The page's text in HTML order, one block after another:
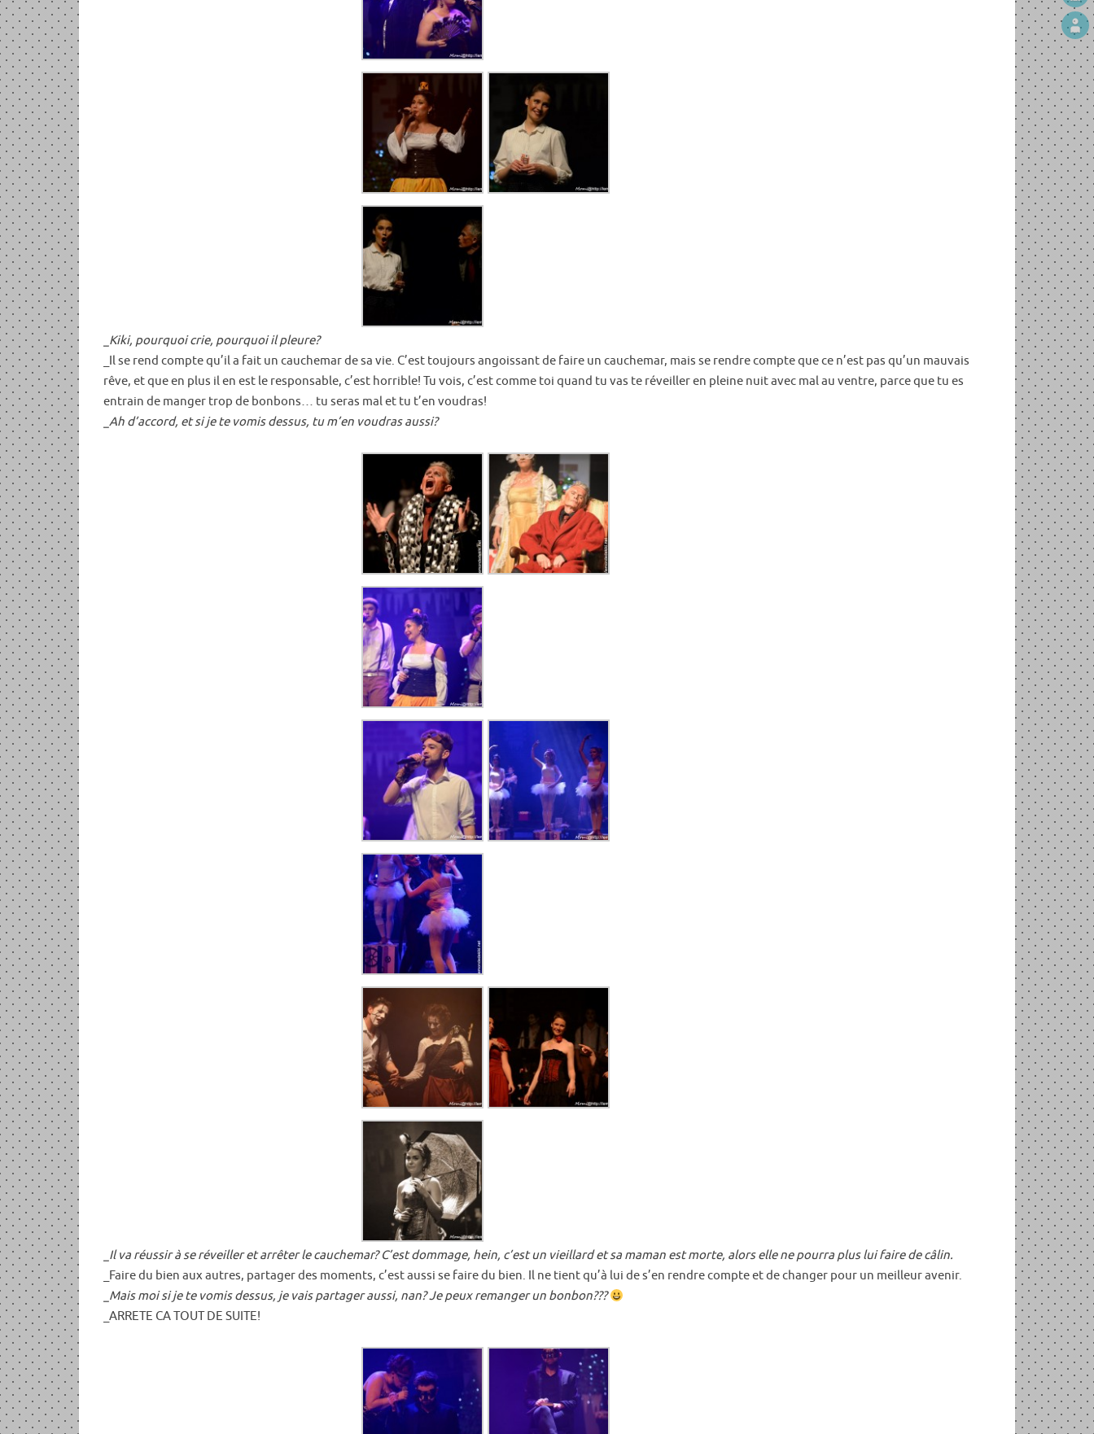
_Kiki, pourquoi crie, pourquoi il pleure?
_Il se rend compte qu’il a fait un cauchemar de sa vie. C’est toujours angoissant de faire un cauchemar, mais se rendre compte que ce n’est pas qu’un mauvais
rêve, et que en plus il en est le responsable, c’est horrible! Tu vois, c’est comme toi quand tu vas te réveiller en pleine nuit avec mal au ventre, parce que tu es
entrain de manger trop de bonbons… tu seras mal et tu t’en voudras!
_Ah d’accord, et si je te vomis dessus, tu m’en voudras aussi?
_Il va réussir à se réveiller et arrêter le cauchemar? C’est dommage, hein, c’est un vieillard et sa maman est morte, alors elle ne pourra plus lui faire de câlin.
_Faire du bien aux autres, partager des moments, c’est aussi se faire du bien. Il ne tient qu’à lui de s’en rendre compte et de changer pour un meilleur avenir.
_Mais moi si je te vomis dessus, je vais partager aussi, nan? Je peux remanger un bonbon???
_ARRETE CA TOUT DE SUITE!